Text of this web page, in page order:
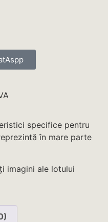
specifice pentru
în mare parte
imagini ale lotului